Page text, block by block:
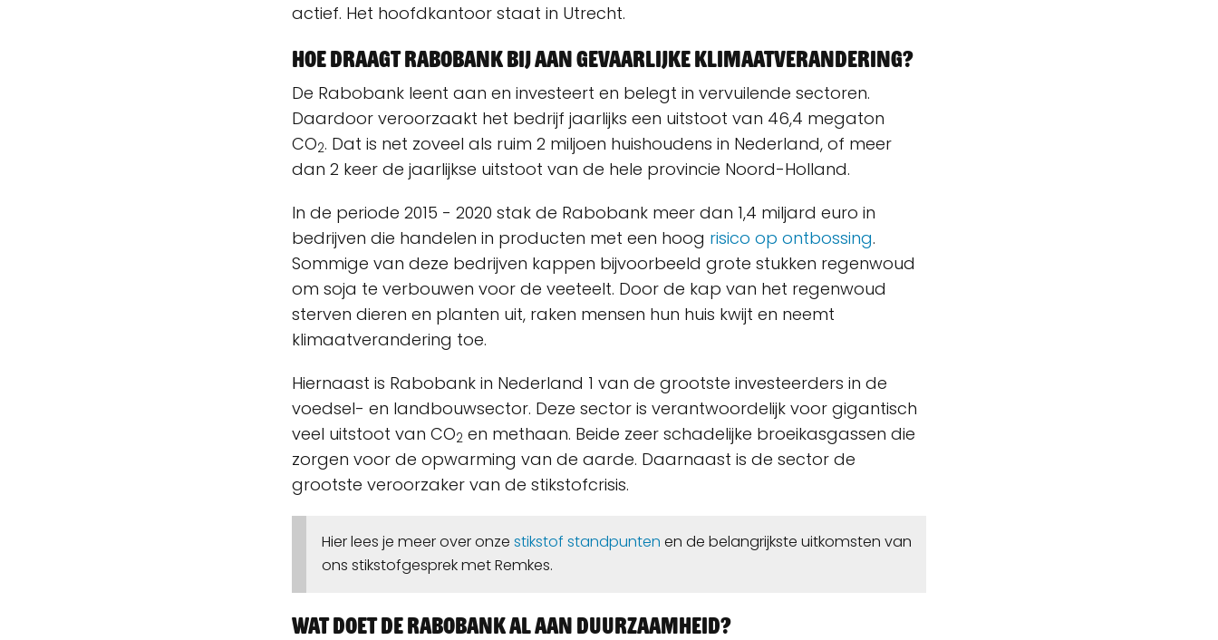
actief. Het hoofdkantoor staat in Utrecht.
Hoe draagt Rabobank bij aan gevaarlijke klimaatverandering?
De Rabobank leent aan en investeert en belegt in vervuilende sectoren.
Daardoor veroorzaakt het bedrijf jaarlijks een uitstoot van 46,4 megaton
CO2. Dat is net zoveel als ruim 2 miljoen huishoudens in Nederland, of meer
dan 2 keer de jaarlijkse uitstoot van de hele provincie Noord-Holland.
In de periode 2015 - 2020 stak de Rabobank meer dan 1,4 miljard euro in
bedrijven die handelen in producten met een hoog risico op ontbossing.
Sommige van deze bedrijven kappen bijvoorbeeld grote stukken regenwoud
om soja te verbouwen voor de veeteelt. Door de kap van het regenwoud
sterven dieren en planten uit, raken mensen hun huis kwijt en neemt
klimaatverandering toe.
Hiernaast is Rabobank in Nederland 1 van de grootste investeerders in de
voedsel- en landbouwsector. Deze sector is verantwoordelijk voor gigantisch
veel uitstoot van CO2 en methaan. Beide zeer schadelijke broeikasgassen die
zorgen voor de opwarming van de aarde. Daarnaast is de sector de
grootste veroorzaker van de stikstofcrisis.
Hier lees je meer over onze stikstof standpunten en de belangrijkste uitkomsten van
ons stikstofgesprek met Remkes.
Wat doet de Rabobank al aan duurzaamheid?